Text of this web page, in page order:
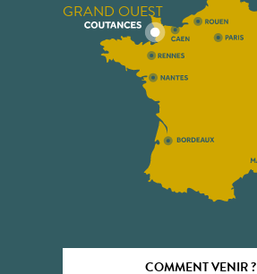
GRAND OUEST
COMMENT VENIR ?